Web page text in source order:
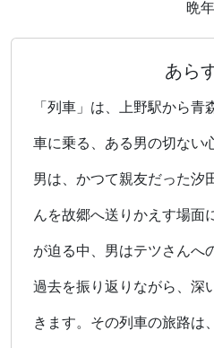
晩年
あら
「列車」は、上野駅から
車に乗る、ある男の切ない
男は、かつて親友だった汐
んを故郷へ送りかえす場面
が迫る中、男はテツさんへ
過去を振り返りながら、深
きます。その列車の旅路は